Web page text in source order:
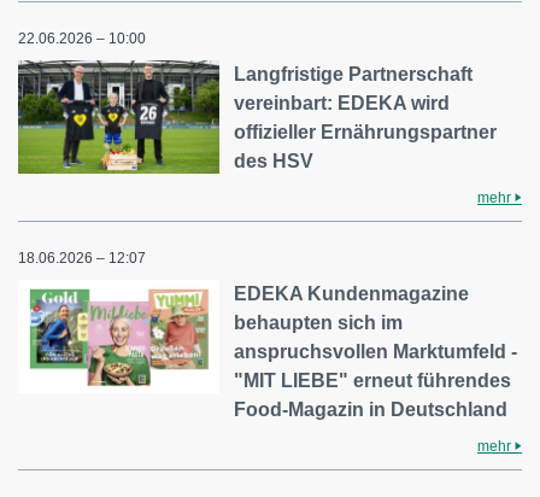
22.06.2026 – 10:00
Langfristige Partnerschaft
vereinbart: EDEKA wird
offizieller Ernährungspartner
des HSV
mehr
18.06.2026 – 12:07
EDEKA Kundenmagazine
behaupten sich im
anspruchsvollen Marktumfeld -
"MIT LIEBE" erneut führendes
Food-Magazin in Deutschland
mehr